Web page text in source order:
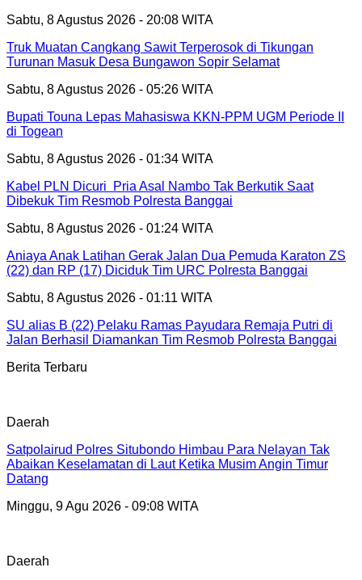
Sabtu, 8 Agustus 2026 - 20:08 WITA
Truk Muatan Cangkang Sawit Terperosok di Tikungan
Turunan Masuk Desa Bungawon Sopir Selamat
Sabtu, 8 Agustus 2026 - 05:26 WITA
Bupati Touna Lepas Mahasiswa KKN-PPM UGM Periode II
di Togean
Sabtu, 8 Agustus 2026 - 01:34 WITA
Kabel PLN Dicuri Pria Asal Nambo Tak Berkutik Saat
Dibekuk Tim Resmob Polresta Banggai
Sabtu, 8 Agustus 2026 - 01:24 WITA
Aniaya Anak Latihan Gerak Jalan Dua Pemuda Karaton ZS
(22) dan RP (17) Diciduk Tim URC Polresta Banggai
Sabtu, 8 Agustus 2026 - 01:11 WITA
SU alias B (22) Pelaku Ramas Payudara Remaja Putri di
Jalan Berhasil Diamankan Tim Resmob Polresta Banggai
Berita Terbaru
Daerah
Satpolairud Polres Situbondo Himbau Para Nelayan Tak
Abaikan Keselamatan di Laut Ketika Musim Angin Timur
Datang
Minggu, 9 Agu 2026 - 09:08 WITA
Daerah